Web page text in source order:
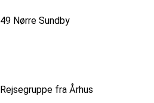
49 Nørre Sundby
Rejsegruppe fra Århus